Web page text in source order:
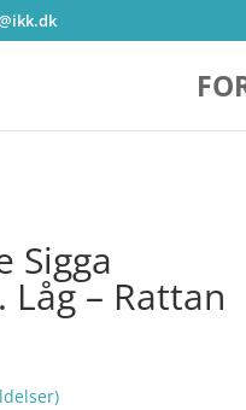
Sigga
– Rattan